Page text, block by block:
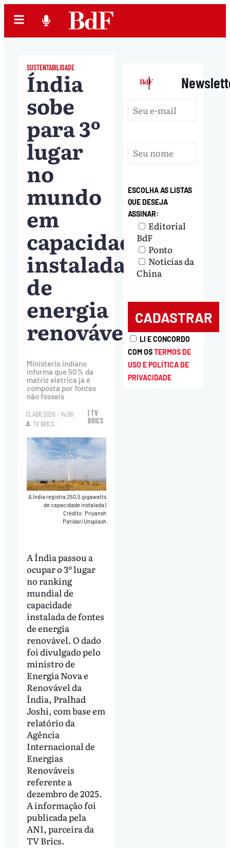
SUSTENTABILIDADE
Índia
sobe
para 3º
lugar
no
mundo
em
capacidade
instalada
de
energia
renovável
Ministério indiano
informa que 50% da
matriz elétrica já é
composta por fontes
não fósseis
13.ABR.2026 - 14:00
TV BRICS
| TV
BRICS
A Índia registra 250,5 gigawatts
de capacidade instalada|
Crédito: Priyansh
Patidar/Unsplash
A Índia passou a
ocupar o 3º lugar
no ranking
mundial de
capacidade
instalada de fontes
de energia
renovável. O dado
foi divulgado pelo
ministro de
Energia Nova e
Renovável da
Índia, Pralhad
Joshi, com base em
relatório da
Agência
Internacional de
Energias
Renováveis
referente a
dezembro de 2025.
A informação foi
publicada pela
ANI, parceira da
TV Brics.
|
ESCOLHA AS LISTAS
QUE DESEJA
ASSINAR:
Editorial
BdF
Ponto
Notícias da
China
LI E CONCORDO
COM OSTERMOS DE
USO E POLÍTICA DE
PRIVACIDADE